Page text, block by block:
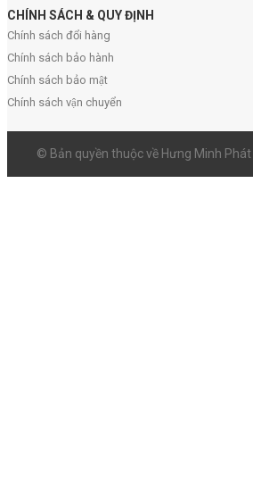
CHÍNH SÁCH & QUY ĐỊNH
Chính sách đổi hàng
Chính sách bảo hành
Chính sách bảo mật
Chính sách vận chuyển
© Bản quyền thuộc về Hưng Minh Phát